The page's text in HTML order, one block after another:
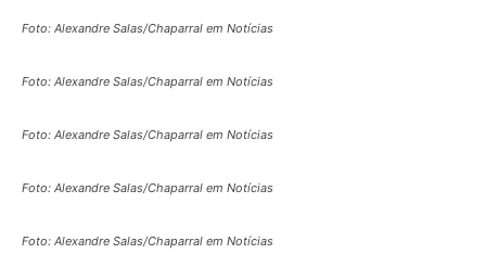
Foto: Alexandre Salas/Chaparral em Notícias
Foto: Alexandre Salas/Chaparral em Notícias
Foto: Alexandre Salas/Chaparral em Notícias
Foto: Alexandre Salas/Chaparral em Notícias
Foto: Alexandre Salas/Chaparral em Notícias